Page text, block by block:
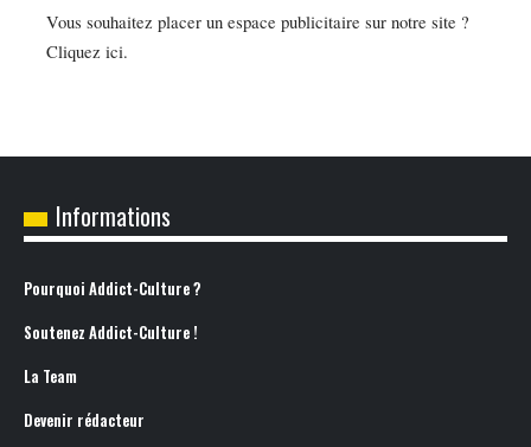
Vous souhaitez placer un espace publicitaire sur notre site ?
Cliquez ici.
Informations
Pourquoi Addict-Culture ?
Soutenez Addict-Culture !
La Team
Devenir rédacteur